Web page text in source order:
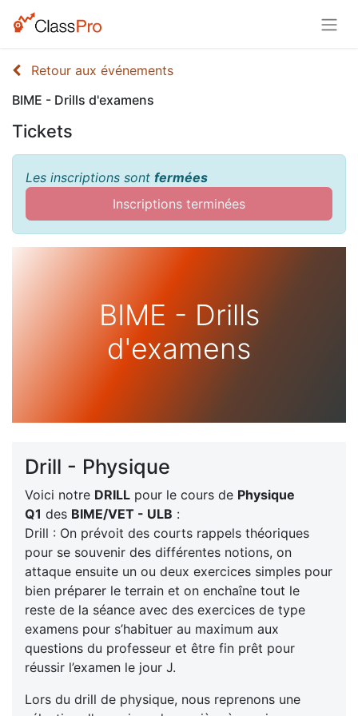
Retour aux événements
BIME - Drills d'examens
Tickets
Les inscriptions sont fermées
Inscriptions terminées
BIME - Drills
d'examens
Drill - Physique
Voici notre DRILL pour le cours de Physique
Q1 des BIME/VET - ULB :
Drill : On prévoit des courts rappels théoriques
pour se souvenir des différentes notions, on
attaque ensuite un ou deux exercices simples pour
bien préparer le terrain et on enchaîne tout le
reste de la séance avec des exercices de type
examens pour s’habituer au maximum aux
questions du professeur et être fin prêt pour
réussir l’examen le jour J.
Lors du drill de physique, nous reprenons une